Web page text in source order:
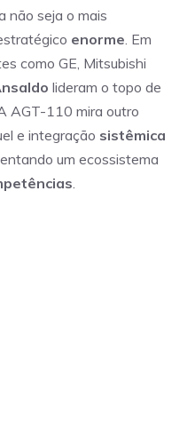
não seja o mais
enorme . Em
como GE, Mitsubishi
lideram o topo de
A AGT-110 mira outro
e integração sistêmica
um ecossistema